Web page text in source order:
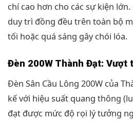
chí cao hơn cho các sự kiện
duy trì đồng đều trên toàn bộ
tối hoặc quá sáng gây chói lóa.
Đèn 200W Thành Đạt: Vượt
Đèn Sân Cầu Lông 200W của
kế với hiệu suất quang thông
đạt được mức độ rọi lý tưởng